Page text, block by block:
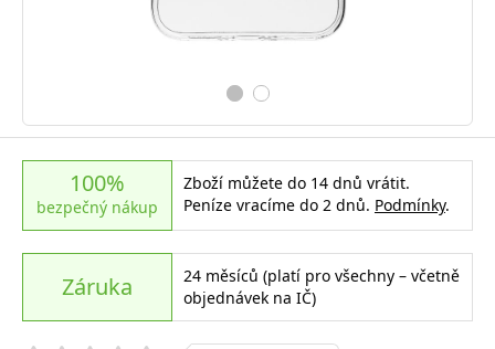
100%
bezpečný nákup
Zboží můžete do 14 dnů vrátit.
Peníze vracíme do 2 dnů. Podmínky.
Záruka
24 měsíců (platí pro všechny – včetně
objednávek na IČ)